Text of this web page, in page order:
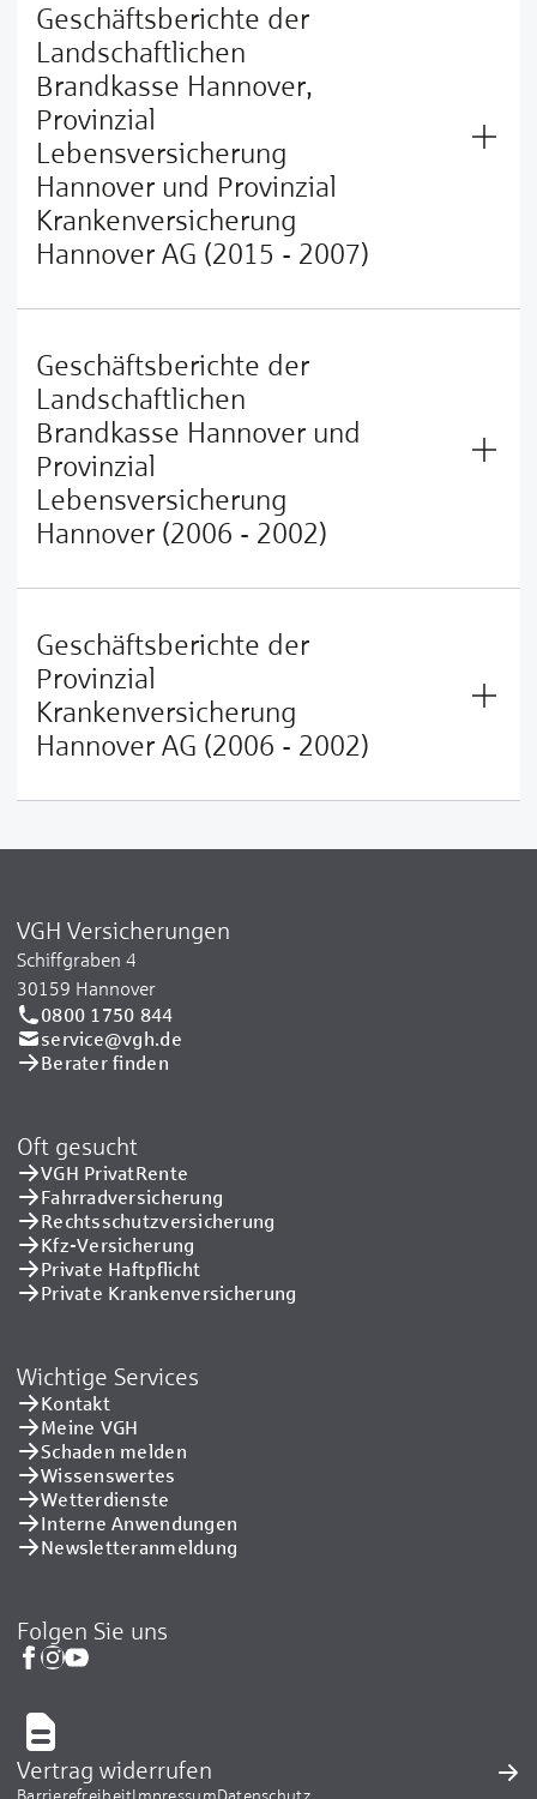
Geschäftsberichte der
Landschaftlichen
Brandkasse Hannover,
Provinzial
Lebensversicherung
Hannover und Provinzial
Krankenversicherung
Hannover AG (2015 - 2007)
Geschäftsberichte der
Landschaftlichen
Brandkasse Hannover und
Provinzial
Lebensversicherung
Hannover (2006 - 2002)
Geschäftsberichte der
Provinzial
Krankenversicherung
Hannover AG (2006 - 2002)
VGH Versicherungen
Schiffgraben 4
30159 Hannover
0800 1750 844
service@vgh.de
Berater finden
Oft gesucht
VGH PrivatRente
Fahrradversicherung
Rechtsschutzversicherung
Kfz-Versicherung
Private Haftpflicht
Private Kranken­versicherung
Wichtige Services
Kontakt
Meine VGH
Schaden melden
Wissenswertes
Wetterdienste
Interne Anwendungen
Newsletteranmeldung
Folgen Sie uns
Vertrag widerrufen